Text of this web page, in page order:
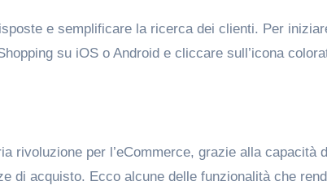
e semplificare la ricerca dei clienti. Per
su iOS o Android e cliccare sull’icona
rivoluzione per l’eCommerce, grazie alla capacità
di acquisto. Ecco alcune delle funzionalità che